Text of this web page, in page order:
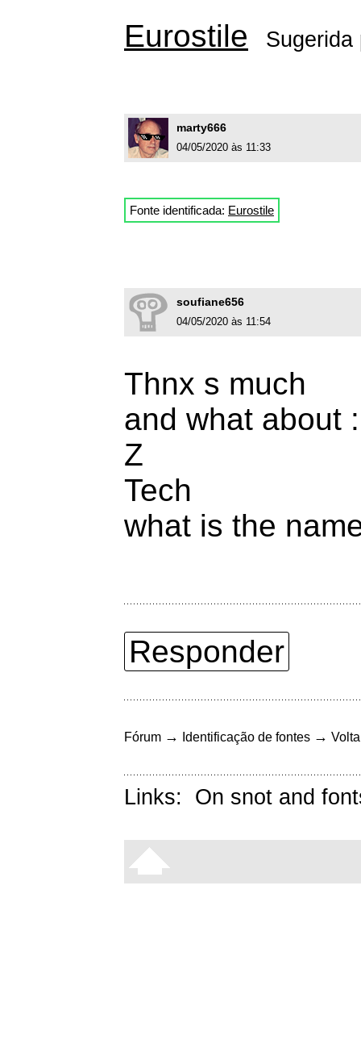
Eurostile
marty666
04/05/2020 às 11:33
Fonte identificada: Eurostile
soufiane656
04/05/2020 às 11:54
Thnx s much
and what about :
Z
Tech
what is the
Responder
Fórum → Identificação de fontes →
Links: On snot and